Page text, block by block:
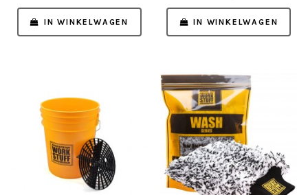
IN WINKELWAGEN IN WINKELWAGEN